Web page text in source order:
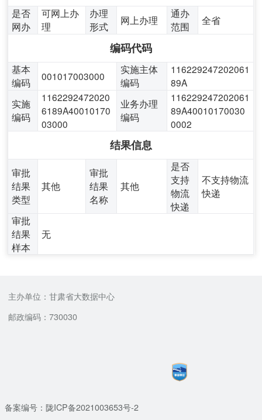
是否
网办
可网上办
理
办理
形式
网上办理
通办
范围
全省
编码代码
基本
编码
001017003000
实施主体
编码
116229247202061
89A
实施
编码
1162292472020
6189A40010170
03000
业务办理
编码
116229247202061
89A40010170030
0002
结果信息
审批
结果
类型
其他
审批
结果
名称
其他
是否
支持
物流
快递
不支持物流
快递
审批
结果
样本
无
主办单位：甘肃省大数据中心
邮政编码：730030
备案编号：陇ICP备2021003653号-2